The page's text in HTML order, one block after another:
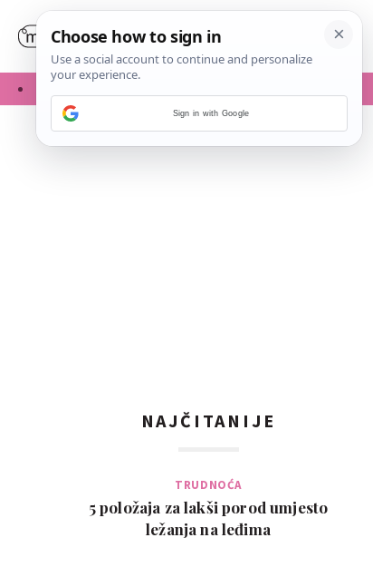
NAJČITANIJE
TRUDNOĆA
5 položaja za lakši porod umjesto
ležanja na leđima
Sign in with Google